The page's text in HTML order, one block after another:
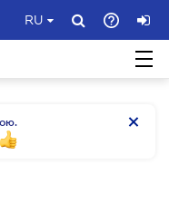
RU